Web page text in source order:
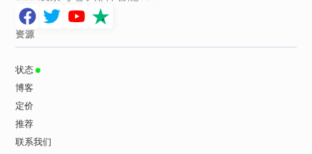
资源
状态
博客
定价
推荐
联系我们